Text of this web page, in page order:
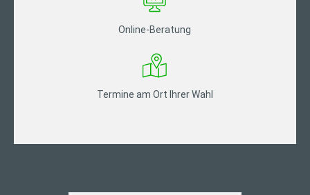
Online-Beratung
Termine am Ort Ihrer Wahl